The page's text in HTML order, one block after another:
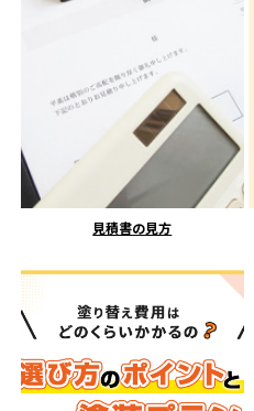
見積書の見方